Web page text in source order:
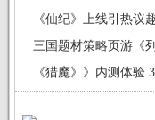
级
《仙纪》上线引热议
三国题材策略页游《
《猎魔》》内测体验